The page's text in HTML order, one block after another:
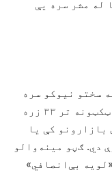
له مشر سره یې
سختو نیوکو سره
مخامخ ده. د سیالیو د پایلوبې ځینې ټکټونه تر ۳۳ زره
کې یا
دي. ګڼو مینه‌والو
بې‌انصافي»